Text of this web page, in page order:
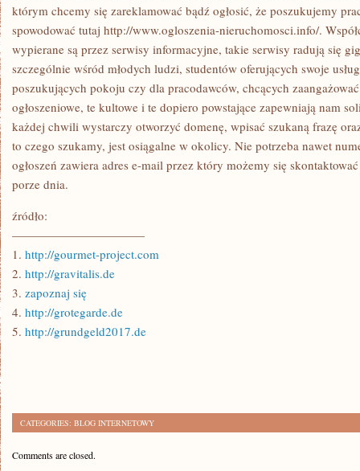
którym chcemy się zareklamować bądź ogłosić, że poszukujemy
spowodować tutaj http://www.ogloszenia-nieruchomosci.info/.
wypierane są przez serwisy informacyjne, takie serwisy radują się
szczególnie wśród młodych ludzi, studentów oferujących swoje
poszukujących pokoju czy dla pracodawców, chcących
ogłoszeniowe, te kultowe i te dopiero powstające zapewniają nam
każdej chwili wystarczy otworzyć domenę, wpisać szukaną frazę
to czego szukamy, jest osiągalne w okolicy. Nie potrzeba nawet
ogłoszeń zawiera adres e-mail przez który możemy się
porze dnia.
źródło:
———————————
1. http://gourmet-project.com
2. http://gravitalis.de
3. zapoznaj się
4. http://grotegarde.de
5. http://grundgeld2017.de
CATEGORIES: BLOG INTERNETOWY
Comments are closed.